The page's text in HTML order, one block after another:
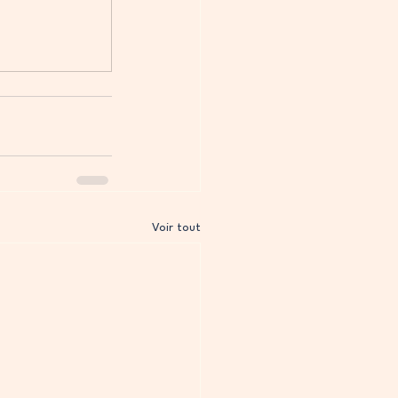
Voir tout